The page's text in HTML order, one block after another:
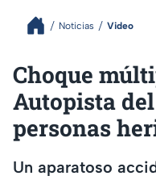
Noticias Video
Choque
Autopista
personas
Un aparatoso